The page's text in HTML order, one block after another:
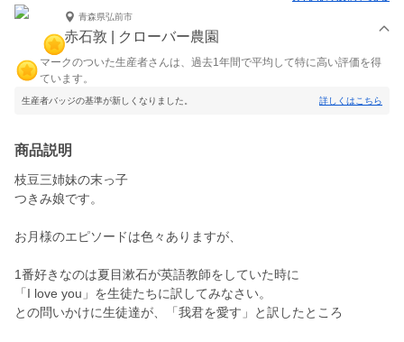
青森県弘前市
赤石敦 | クローバー農園
マークのついた生産者さんは、過去1年間で平均して特に高い評価を得
ています。
生産者バッジの基準が新しくなりました。 詳しくはこちら
商品説明
枝豆三姉妹の末っ子
つきみ娘です。
お月様のエピソードは色々ありますが、
1番好きなのは夏目漱石が英語教師をしていた時に
「I love you」を生徒たちに訳してみなさい。
との問いかけに生徒達が、「我君を愛す」と訳したところ